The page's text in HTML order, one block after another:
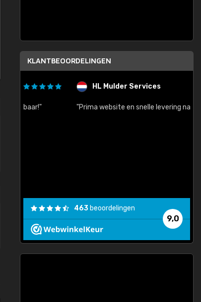
KLANTBEOORDELINGEN
HL Mulder Services
"Prima website en snelle levering na bestelling"
9,0
463 beoordelingen